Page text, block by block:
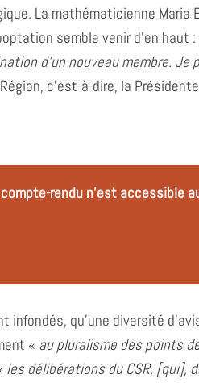
La mathématicienne Maria
semble venir d’en haut :
d’un nouveau membre. Je
c’est-à-dire, la
rendu n’est accessible
qu’une diversité
« au pluralisme des points
les délibérations du CSR, [qui],